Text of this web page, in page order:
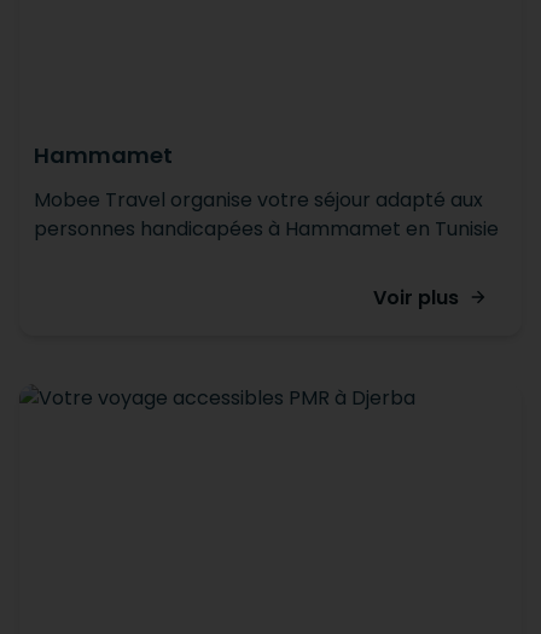
Hammamet
Mobee Travel organise votre séjour adapté aux
personnes handicapées à Hammamet en Tunisie
Voir plus